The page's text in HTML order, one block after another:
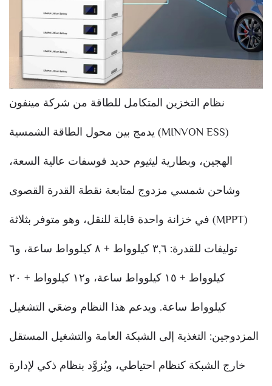
نظام التخزين المتكامل للطاقة من شركة مينفون
(MINVON ESS) يدمج بين محول الطاقة الشمسية
الهجين، وبطارية ليثيوم حديد فوسفات عالية السعة،
وشاحن شمسي مزدوج لمتابعة نقطة القدرة القصوى
(MPPT) في خزانة واحدة قابلة للنقل، وهو متوفر بثلاثة
توليفات للقدرة: ٣,٦ كيلوواط + ٨ كيلوواط ساعة، و٦
كيلوواط + ١٥ كيلوواط ساعة، و١٢ كيلوواط + ٢٠
كيلوواط ساعة. ويدعم هذا النظام وضعَي التشغيل
المزدوجين: التغذية إلى الشبكة العامة والتشغيل المستقل
خارج الشبكة كنظام احتياطي، ويُزوَّد بنظام ذكي لإدارة